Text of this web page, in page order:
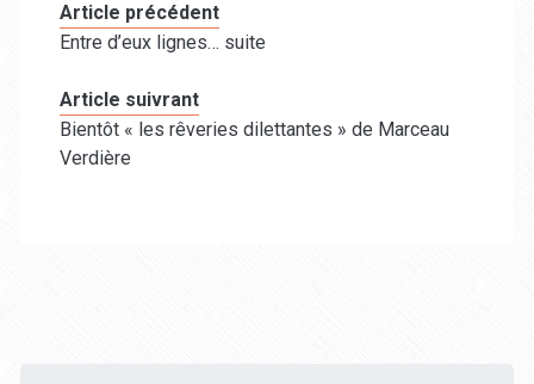
Article précédent
Entre d’eux lignes… suite
Article suivrant
Bientôt « les rêveries dilettantes » de Marceau
Verdière